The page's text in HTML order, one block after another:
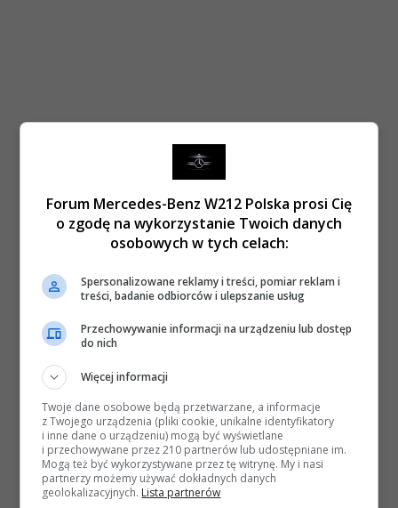
Forum Mercedes-Benz W212 Polska prosi Cię
o zgodę na wykorzystanie Twoich danych
osobowych w tych celach:
Spersonalizowane reklamy i treści, pomiar reklam i
treści, badanie odbiorców i ulepszanie usług
Przechowywanie informacji na urządzeniu lub dostęp
do nich
Więcej informacji
Twoje dane osobowe będą przetwarzane, a informacje
z Twojego urządzenia (pliki cookie, unikalne identyfikatory
i inne dane o urządzeniu) mogą być wyświetlane
i przechowywane przez 210 partnerów lub udostępniane im.
Mogą też być wykorzystywane przez tę witrynę. My i nasi
partnerzy możemy używać dokładnych danych
geolokalizacyjnych. Lista partnerów